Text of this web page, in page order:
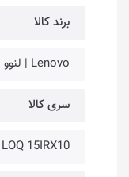
برند کالا
Lenovo | لنوو
سری کالا
LOQ 15IRX10